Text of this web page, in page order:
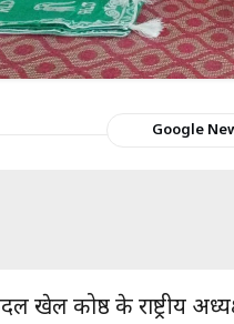
Google
खेल प्रकोष्ठ के राष्ट्रीय